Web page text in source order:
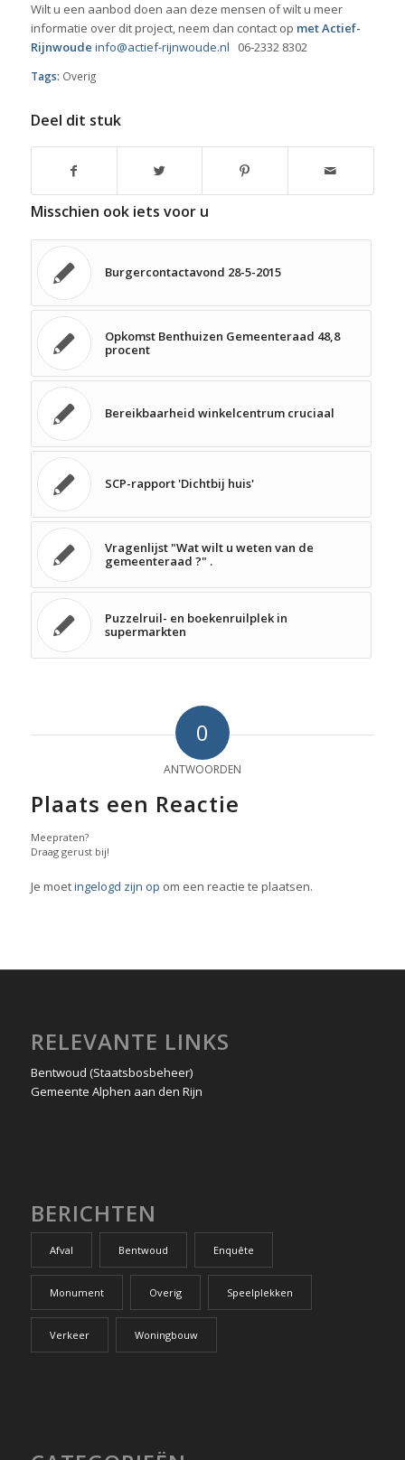
Wilt u een aanbod doen aan deze mensen of wilt u meer
informatie over dit project, neem dan contact op met Actief-
Rijnwoude info@actief-rijnwoude.nl 06-2332 8302
Tags: Overig
Deel dit stuk
Misschien ook iets voor u
Burgercontactavond 28-5-2015
Opkomst Benthuizen Gemeenteraad 48,8
procent
Bereikbaarheid winkelcentrum cruciaal
SCP-rapport 'Dichtbij huis'
Vragenlijst "Wat wilt u weten van de
gemeenteraad ?" .
Puzzelruil- en boekenruilplek in
supermarkten
0
ANTWOORDEN
Plaats een Reactie
Meepraten?
Draag gerust bij!
Je moetingelogd zijn op om een reactie te plaatsen.
RELEVANTE LINKS
Bentwoud (Staatsbosbeheer)
Gemeente Alphen aan den Rijn
BERICHTEN
Afval Bentwoud Enquête
Monument Overig Speelplekken
Verkeer Woningbouw